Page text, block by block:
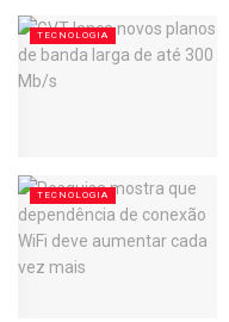
TECNOLOGIA
TECNOLOGIA